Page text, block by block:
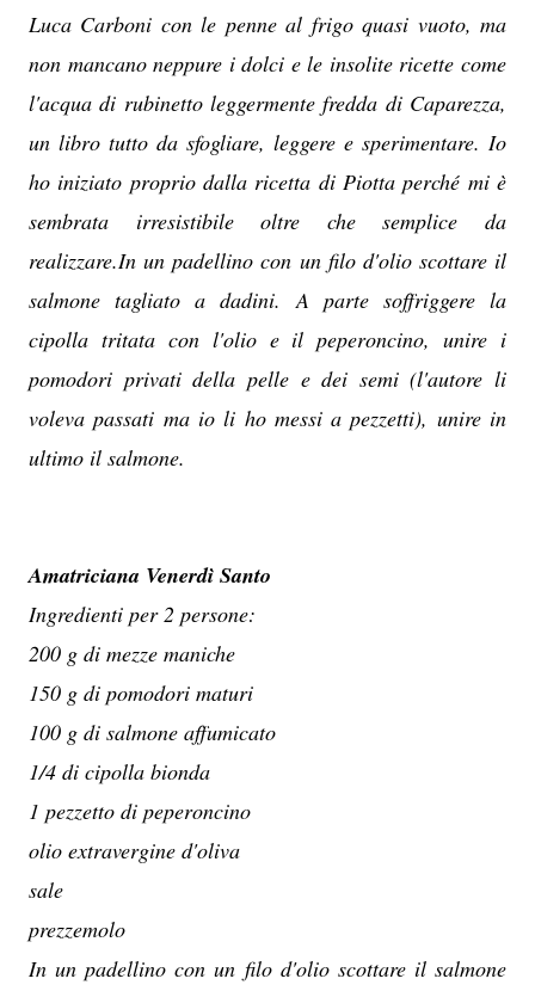
Luca Carboni con le penne al frigo quasi vuoto, ma
non mancano neppure i dolci e le insolite ricette come
l'acqua di rubinetto leggermente fredda di Caparezza,
un libro tutto da sfogliare, leggere e sperimentare. Io
ho iniziato proprio dalla ricetta di Piotta perché mi è
sembrata irresistibile oltre che semplice da
realizzare.In un padellino con un filo d'olio scottare il
salmone tagliato a dadini. A parte soffriggere la
cipolla tritata con l'olio e il peperoncino, unire i
pomodori privati della pelle e dei semi (l'autore li
voleva passati ma io li ho messi a pezzetti), unire in
ultimo il salmone.
Amatriciana Venerdì Santo
Ingredienti per 2 persone:
200 g di mezze maniche
150 g di pomodori maturi
100 g di salmone affumicato
1/4 di cipolla bionda
1 pezzetto di peperoncino
olio extravergine d'oliva
sale
prezzemolo
In un padellino con un filo d'olio scottare il salmone